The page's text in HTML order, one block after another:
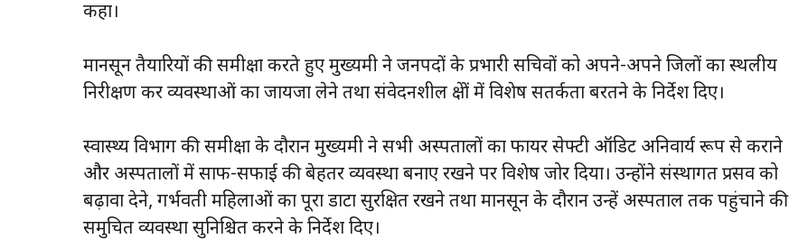
कहा।
मानसून तैयारियों की समीक्षा करते हुए मुख्यमंत्री ने जनपदों के प्रभारी सचिवों को अपने-अपने जिलों का स्थलीय
निरीक्षण कर व्यवस्थाओं का जायजा लेने तथा संवेदनशील क्षेत्रों में विशेष सतर्कता बरतने के निर्देश दिए।
स्वास्थ्य विभाग की समीक्षा के दौरान मुख्यमंत्री ने सभी अस्पतालों का फायर सेफ्टी ऑडिट अनिवार्य रूप से कराने
और अस्पतालों में साफ-सफाई की बेहतर व्यवस्था बनाए रखने पर विशेष जोर दिया। उन्होंने संस्थागत प्रसव को
बढ़ावा देने, गर्भवती महिलाओं का पूरा डाटा सुरक्षित रखने तथा मानसून के दौरान उन्हें अस्पताल तक पहुंचाने की
समुचित व्यवस्था सुनिश्चित करने के निर्देश दिए।